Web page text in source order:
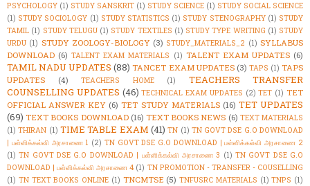
PSYCHOLOGY (1) STUDY SANSKRIT (1) STUDY SCIENCE (1) STUDY SOCIAL SCIENCE
(1) STUDY SOCIOLOGY (1) STUDY STATISTICS (1) STUDY STENOGRAPHY (1) STUDY
TAMIL (1) STUDY TELUGU (1) STUDY TEXTILES (1) STUDY TYPE WRITING (1) STUDY
URDU (1) STUDY ZOOLOGY-BIOLOGY (3) STUDY_MATERIALS_2 (1) SYLLABUS
DOWNLOAD (6) TALENT EXAM MATERIALS (1) TALENT EXAM UPDATES (6)
TAMIL NADU UPDATES (88) TANCET EXAM UPDATES (3) TAPS (1) TAPS
UPDATES
(4) TEACHERS HOME (1)
TEACHERS TRANSFER
COUNSELLING UPDATES (46) TECHNICAL EXAM UPDATES (2) TET (1) TET
OFFICIAL ANSWER KEY (6) TET STUDY MATERIALS (16) TET UPDATES
(69) TEXT BOOKS DOWNLOAD (16) TEXT BOOKS NEWS (6) TEXT MATERIALS
(1) THIRAN (1) TIME TABLE EXAM (41) TN (1) TN GOVT DSE G.O DOWNLOAD
| பள்ளிக்கல்வி அரசாணை 1 (2) TN GOVT DSE G.O DOWNLOAD | பள்ளிக்கல்வி அரசாணை 2
(1) TN GOVT DSE G.O DOWNLOAD | பள்ளிக்கல்வி அரசாணை 3 (1) TN GOVT DSE G.O
DOWNLOAD | பள்ளிக்கல்வி அரசாணை 4 (1) TN PROMOTION - TRANSFER - COUSELLING
(1) TN TEXT BOOKS ONLINE (1) TNCMTSE (5) TNFUSRC MATERIALS (1) TNPS (1)